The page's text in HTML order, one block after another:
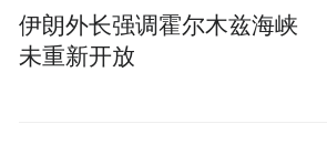
伊朗外长强调霍尔木兹海峡
未重新开放